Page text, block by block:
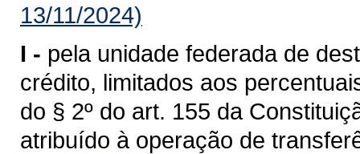
13/11/2024)
I - pela unidade federada de
crédito, limitados aos
do § 2º do art. 155 da
atribuído à operação de